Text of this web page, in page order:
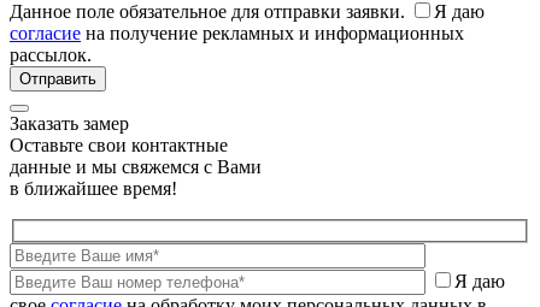
Данное поле обязательное для отправки заявки.
Я даю
согласие на получение рекламных и информационных
рассылок.
Заказать замер
Оставьте свои контактные
данные и мы свяжемся с Вами
в ближайшее время!
Я даю